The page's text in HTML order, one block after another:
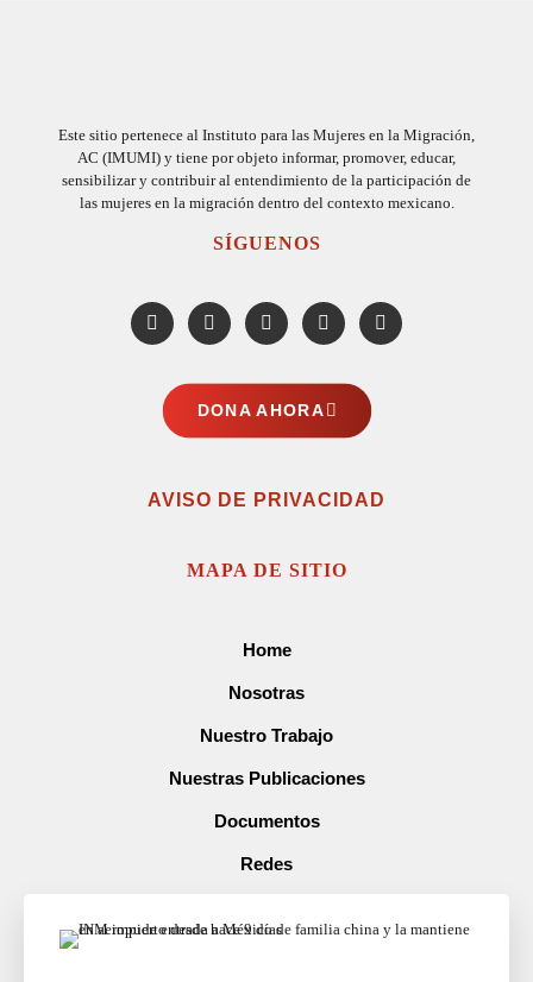
Este sitio pertenece al Instituto para las Mujeres en la Migración,
AC (IMUMI) y tiene por objeto informar, promover, educar,
sensibilizar y contribuir al entendimiento de la participación de
las mujeres en la migración dentro del contexto mexicano.
SÍGUENOS
DONA AHORA
AVISO DE PRIVACIDAD
MAPA DE SITIO
Home
Nosotras
Nuestro Trabajo
Nuestras Publicaciones
Documentos
Redes